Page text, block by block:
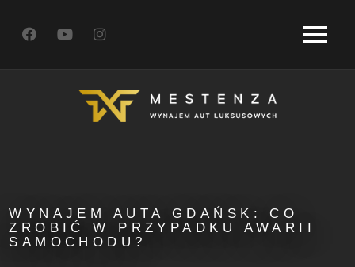
WYNAJEM AUTA GDAŃSK: CO
ZROBIĆ W PRZYPADKU AWARII
SAMOCHODU?